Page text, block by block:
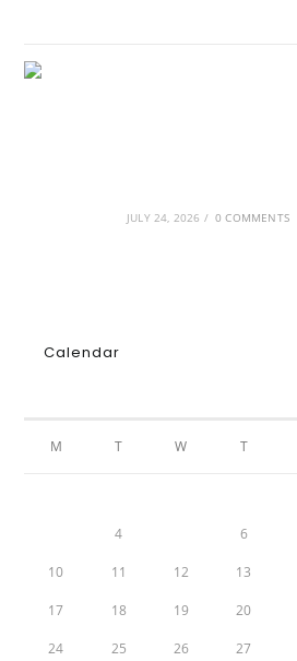
JULY 24, 2026 / 0 COMMENTS
Calendar
M T W T
4 6
10 11 12 13
17 18 19 20
24 25 26 27